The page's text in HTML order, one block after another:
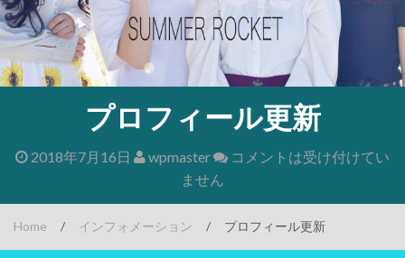
プロフィール更新
2018年7月16日 wpmaster
コメントは受け付けてい
ません
Home / インフォメーション / プロフィール更新